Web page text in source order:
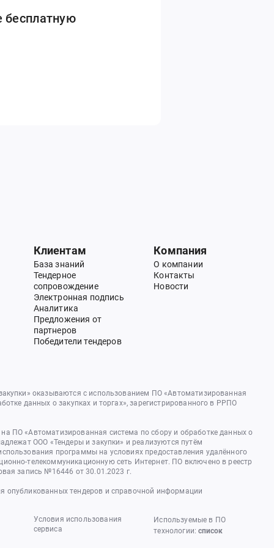
бесплатную
Клиентам
База знаний
Тендерное
сопровождение
Электронная подпись
Аналитика
Предложения от
партнеров
Победители тендеров
Компания
О компании
Контакты
Новости
оказываются с использованием ПО «Автоматизированная
данных о закупках и торгах», зарегистрированного в РРПО
ПО «Автоматизированная система по сбору и обработке данных о
ООО «Тендеры и закупки» и реализуются путём
программы на условиях предоставления удалённого
телекоммуникационную сеть Интернет. ПО включено в реестр
запись №16446 от 30.01.2023 г.
опубликованных тендеров и справочной информации
Условия использования
сервиса
Используемые в ПО
технологии:список